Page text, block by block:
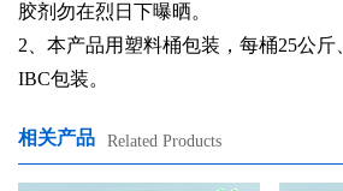
胶剂勿在烈日下曝晒。
2、本产品用塑料桶包装，每桶25公斤
IBC包装。
相关产品 Related Products